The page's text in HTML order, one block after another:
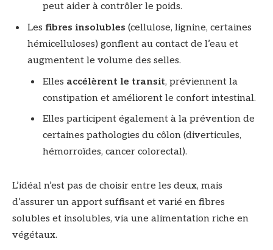
peut aider à contrôler le poids.
Les fibres insolubles (cellulose, lignine, certaines
hémicelluloses) gonflent au contact de l’eau et
augmentent le volume des selles.
Elles accélèrent le transit, préviennent la
constipation et améliorent le confort intestinal.
Elles participent également à la prévention de
certaines pathologies du côlon (diverticules,
hémorroïdes, cancer colorectal).
L’idéal n’est pas de choisir entre les deux, mais
d’assurer un apport suffisant et varié en fibres
solubles et insolubles, via une alimentation riche en
végétaux.